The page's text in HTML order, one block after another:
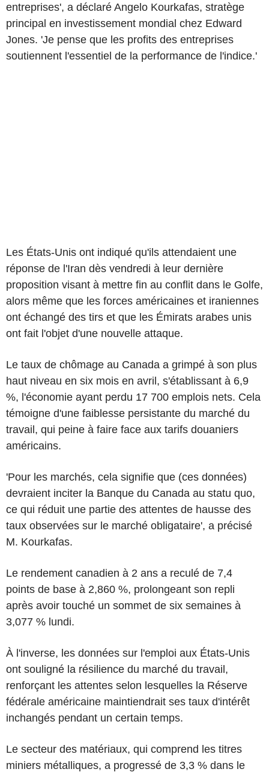
entreprises', a déclaré Angelo Kourkafas, stratège
principal en investissement mondial chez Edward
Jones. 'Je pense que les profits des entreprises
soutiennent l'essentiel de la performance de l'indice.'
Les États-Unis ont indiqué qu'ils attendaient une
réponse de l'Iran dès vendredi à leur dernière
proposition visant à mettre fin au conflit dans le Golfe,
alors même que les forces américaines et iraniennes
ont échangé des tirs et que les Émirats arabes unis
ont fait l'objet d'une nouvelle attaque.
Le taux de chômage au Canada a grimpé à son plus
haut niveau en six mois en avril, s'établissant à 6,9
%, l'économie ayant perdu 17 700 emplois nets. Cela
témoigne d'une faiblesse persistante du marché du
travail, qui peine à faire face aux tarifs douaniers
américains.
'Pour les marchés, cela signifie que (ces données)
devraient inciter la Banque du Canada au statu quo,
ce qui réduit une partie des attentes de hausse des
taux observées sur le marché obligataire', a précisé
M. Kourkafas.
Le rendement canadien à 2 ans a reculé de 7,4
points de base à 2,860 %, prolongeant son repli
après avoir touché un sommet de six semaines à
3,077 % lundi.
À l'inverse, les données sur l'emploi aux États-Unis
ont souligné la résilience du marché du travail,
renforçant les attentes selon lesquelles la Réserve
fédérale américaine maintiendrait ses taux d'intérêt
inchangés pendant un certain temps.
Le secteur des matériaux, qui comprend les titres
miniers métalliques, a progressé de 3,3 % dans le